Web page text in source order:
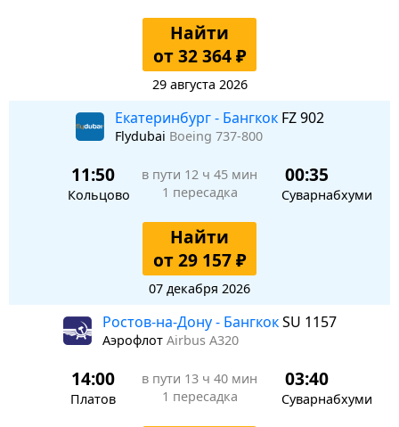
Найти
от 32 364 ₽
29 августа 2026
Екатеринбург - Бангкок FZ 902
Flydubai Boeing 737-800
11:50
Кольцово
в пути 12 ч 45 мин
1 пересадка
00:35
Суварнабхуми
Найти
от 29 157 ₽
07 декабря 2026
Ростов-на-Дону - БангкокSU 1157
Аэрофлот Airbus A320
14:00
Платов
в пути 13 ч 40 мин
1 пересадка
03:40
Суварнабхуми